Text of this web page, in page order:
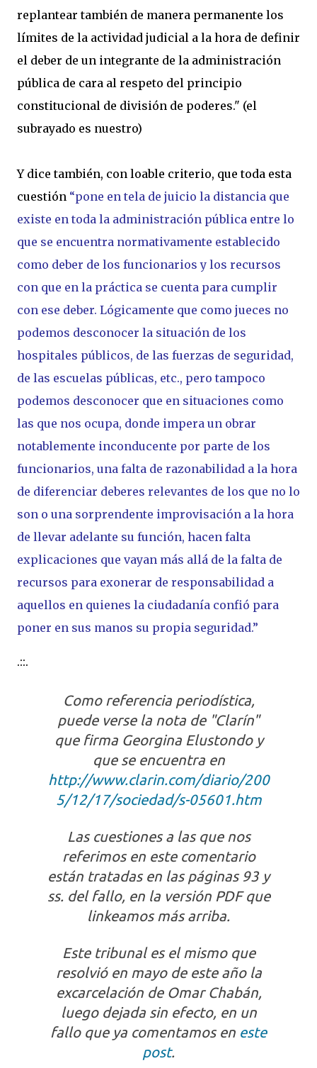
replantear también de manera permanente los
límites de la actividad judicial a la hora de definir
el deber de un integrante de la administración
pública de cara al respeto del principio
constitucional de división de poderes." (el
subrayado es nuestro)
Y dice también, con loable criterio, que toda esta
cuestión “pone en tela de juicio la distancia que
existe en toda la administración pública entre lo
que se encuentra normativamente establecido
como deber de los funcionarios y los recursos
con que en la práctica se cuenta para cumplir
con ese deber. Lógicamente que como jueces no
podemos desconocer la situación de los
hospitales públicos, de las fuerzas de seguridad,
de las escuelas públicas, etc., pero tampoco
podemos desconocer que en situaciones como
las que nos ocupa, donde impera un obrar
notablemente inconducente por parte de los
funcionarios, una falta de razonabilidad a la hora
de diferenciar deberes relevantes de los que no lo
son o una sorprendente improvisación a la hora
de llevar adelante su función, hacen falta
explicaciones que vayan más allá de la falta de
recursos para exonerar de responsabilidad a
aquellos en quienes la ciudadanía confió para
poner en sus manos su propia seguridad.”
.::.
Como referencia periodística,
puede verse la nota de "Clarín"
que firma Georgina Elustondo y
que se encuentra en
http://www.clarin.com/diario/200
5/12/17/sociedad/s-05601.htm
Las cuestiones a las que nos
referimos en este comentario
están tratadas en las páginas 93 y
ss. del fallo, en la versión PDF que
linkeamos más arriba.
Este tribunal es el mismo que
resolvió en mayo de este año la
excarcelación de Omar Chabán,
luego dejada sin efecto, en un
fallo que ya comentamos en este
post.